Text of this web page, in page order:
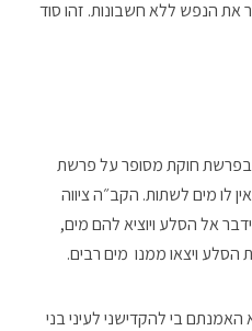
את הנפש ללא חשבונות. זהו סוד
בפרשת חוקת מסופר על פרשת
לו מים לשתות. הקב״ה ציווה
אל הסלע ויוציא להם מים,
ויצאו ממנו מים רבים.
בי להקדישני לעיני בני